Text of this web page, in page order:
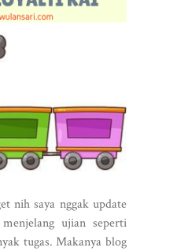
nih saya nggak update
ujian seperti
tugas. Makanya blog